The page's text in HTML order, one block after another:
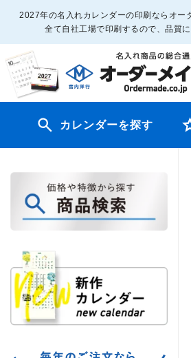
2027年の名入れカレンダーの印刷ならオー
全て自社工場で印刷するので、品質に
カレンダーを探す